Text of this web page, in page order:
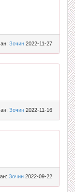
Зочин 2022-11-27
Зочин 2022-11-16
Зочин 2022-09-22